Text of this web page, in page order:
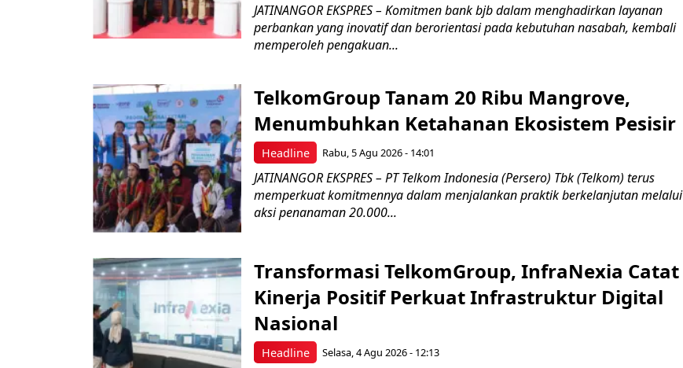
JATINANGOR EKSPRES – Komitmen bank bjb dalam menghadirkan layanan
perbankan yang inovatif dan berorientasi pada kebutuhan nasabah, kembali
memperoleh pengakuan...
Headline
TelkomGroup Tanam 20 Ribu Mangrove,
Menumbuhkan Ketahanan Ekosistem Pesisir
Rabu, 5 Agu 2026 - 14:01
JATINANGOR EKSPRES – PT Telkom Indonesia (Persero) Tbk (Telkom) terus
memperkuat komitmennya dalam menjalankan praktik berkelanjutan melalui
aksi penanaman 20.000...
Headline
Transformasi TelkomGroup, InfraNexia Catat
Kinerja Positif Perkuat Infrastruktur Digital
Nasional
Selasa, 4 Agu 2026 - 12:13